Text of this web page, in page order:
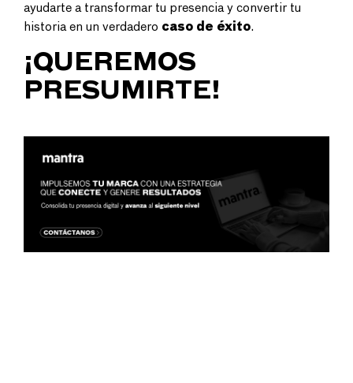
ayudarte a transformar tu presencia y convertir tu
historia en un verdadero caso de éxito.
¡QUEREMOS
PRESUMIRTE!